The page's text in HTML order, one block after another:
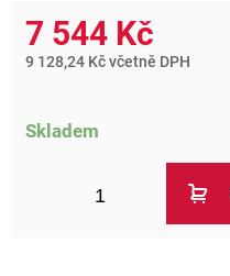
7 544 Kč
9 128,24 Kč včetně DPH
Skladem